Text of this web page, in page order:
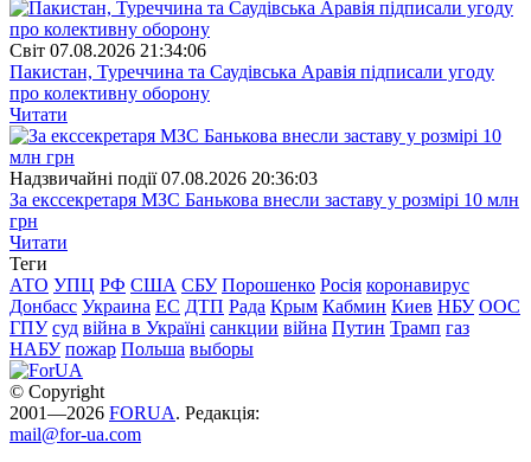
Свiт 07.08.2026 21:34:06
Пакистан, Туреччина та Саудівська Аравія підписали угоду
про колективну оборону
Читати
Надзвичайні події 07.08.2026 20:36:03
За екссекретаря МЗС Банькова внесли заставу у розмірі 10 млн
грн
Читати
Теги
АТО УПЦ РФ США СБУ Порошенко Росія коронавирус
Донбасс Украина ЕС ДТП Рада Крым Кабмин Киев НБУ ООС
ГПУ суд війна в Україні санкции війна Путин Трамп газ
НАБУ пожар Польша выборы
© Copyright
2001—2026 FORUA. Редакція:
mail@for-ua.com